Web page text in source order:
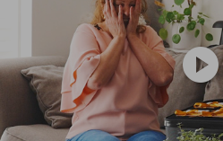
play_circle